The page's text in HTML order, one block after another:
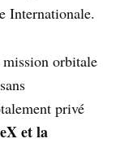
Internationale.
orbitale
privé
et la